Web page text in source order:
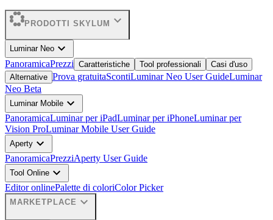
PRODOTTI SKYLUM expand_more
Luminar Neo expand_more
PanoramicaPrezzi Caratteristiche Tool professionali
Casi d'uso
Alternative Prova gratuitaScontiLuminar Neo User GuideLuminar
Neo Beta
Luminar Mobile expand_more
PanoramicaLuminar per iPadLuminar per iPhoneLuminar per
Vision ProLuminar Mobile User Guide
Aperty expand_more
PanoramicaPrezziAperty User Guide
Tool Online expand_more
Editor onlinePalette di coloriColor Picker
MARKETPLACE expand_more